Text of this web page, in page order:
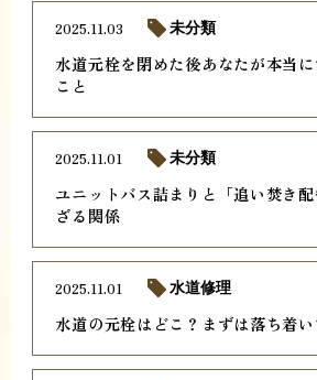
水道元栓を閉めた後あなたが本当
こと
2025.11.03 未分類
ユニットバス詰まりと「追い焚き
ざる関係
2025.11.01 未分類
水道の元栓はどこ？まずは落ち着い
2025.11.01 水道修理